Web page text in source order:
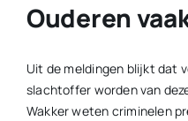
Ouderen
Uit de meldingen blijkt dat
slachtoffer worden van
Wakker weten criminelen